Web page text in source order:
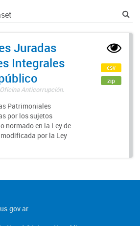
Juradas
Integrales
Anticorrupción.
Patrimoniales
por los sujetos
normado en la Ley de
por la Ley
csv
zip